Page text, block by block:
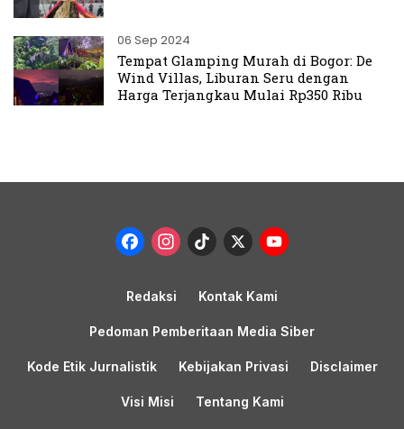
06 Sep 2024
Tempat Glamping Murah di Bogor: De
Wind Villas, Liburan Seru dengan
Harga Terjangkau Mulai Rp350 Ribu
Facebook
Instagram
TikTok
X
Redaksi Kontak Kami
Pedoman Pemberitaan Media Siber
Kode Etik Jurnalistik Kebijakan Privasi Disclaimer
Visi Misi Tentang Kami